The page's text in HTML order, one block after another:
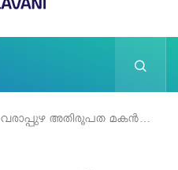
വരാപ്പുഴ അതിരൂപത മകൻ…